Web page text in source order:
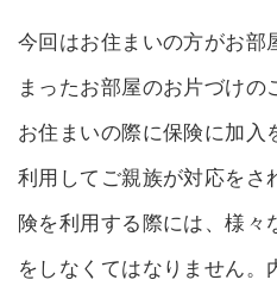
今回はお住まいの方がお部
まったお部屋のお片づけの
お住まいの際に保険に加入
利用してご親族が対応をさ
険を利用する際には、様々
をしなくてはなりません。